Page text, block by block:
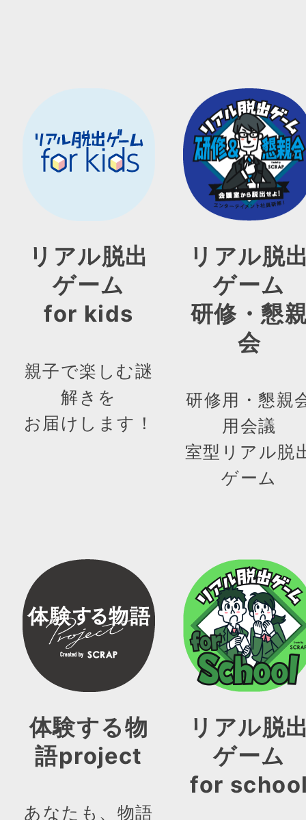
リアル脱出
ゲーム
for kids
親子で楽しむ謎
解きを
お届けします！
リアル脱
ゲーム
研修・懇
会
研修用・懇親
用会議
室型リアル脱
ゲーム
体験する物
語project
あなたも、物語
リアル脱
ゲーム
for